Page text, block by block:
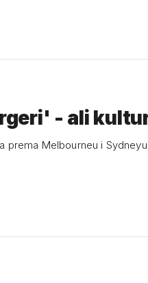
- ali
prema Melbourneu i Sydneyu